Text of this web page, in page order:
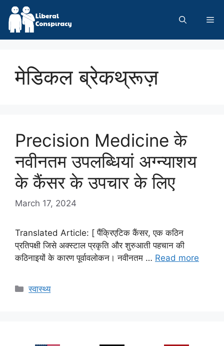
Skip
content
मेडिकल ब्रेकथ्रूज़
Precision Medicine के
नवीनतम उपलब्धियां अग्न्याशय
के कैंसर के उपचार के लिए
March 17, 2024
Translated Article: [ पैंक्रिएटिक कैंसर, एक कठिन
प्रतिपक्षी जिसे अक्स्टाल प्रकृति और शुरुआती पहचान की
कठिनाइयों के कारण पूर्वावलोकन। नवीनतम … Read more
Categories
स्वास्थ्य